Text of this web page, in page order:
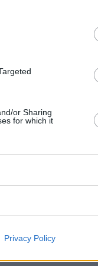
or Sharing
for which it
Privacy Policy
- Κατά την
για να
εγκληματική